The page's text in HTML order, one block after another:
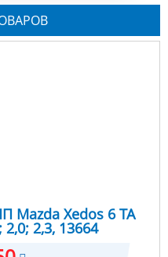
Mazda Xedos 6 TA
2,0; 2,3, 13664